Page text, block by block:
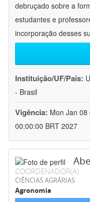
debruçado sobre a
estudantes e
incorporação desses
Instituição/UF/País:
- Brasil
Vigência: Mon Jan 08
00:00:00 BRT 2027
COORDENADOR(A)
CIÊNCIAS AGRÁRIAS
Agronomia